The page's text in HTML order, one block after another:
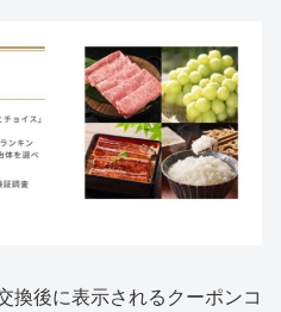
換後に表示されるクーポンコ